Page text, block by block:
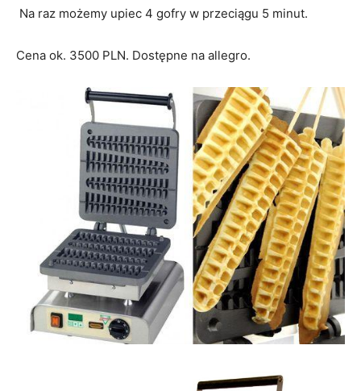
Na raz możemy upiec 4 gofry w przeciągu 5 minut.
Cena ok. 3500 PLN. Dostępne na allegro.